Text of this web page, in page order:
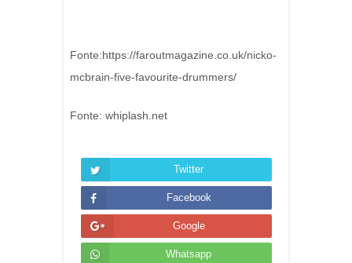
Fonte:https://faroutmagazine.co.uk/nicko-
mcbrain-five-favourite-drummers/
Fonte: whiplash.net
Twitter
Facebook
Google
Whatsapp